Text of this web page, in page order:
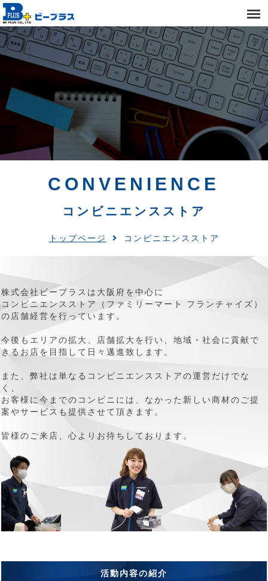
CONVENIENCE
コンビニエンスストア
トップページ コンビニエンスストア
株式会社ビープラスは大阪府を中心に
コンビニエンスストア（ファミリーマート フランチャイズ）
の店舗経営を行っています。
今後もエリアの拡大、店舗拡大を行い、地域・社会に貢献で
きるお店を目指して日々邁進致します。
また、弊社は単なるコンビニエンスストアの運営だけでな
く、
お客様に今までのコンビニには、なかった新しい商材のご提
案やサービスも提供させて頂きます。
皆様のご来店、心よりお待ちしております。
活動内容の紹介